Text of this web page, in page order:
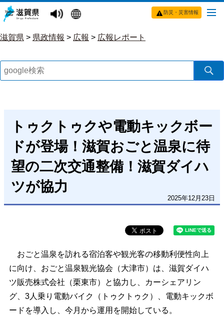
防災・災害情報
滋賀県 > 県政情報 > 広報 > 広報レポート
トゥクトゥクや電動キックボー
ドが登場！滋賀おごと温泉に待
望の二次交通整備！滋賀ダイハ
ツが協力
2025年12月23日
おごと温泉を訪れる宿泊客や観光客の移動利便性向上
に向け、おごと温泉観光協会（大津市）は、滋賀ダイハ
ツ販売株式会社（栗東市）と協力し、カーシェアリン
グ、3人乗り電動バイク（トゥクトゥク）、電動キックボ
ードを導入し、今月から運用を開始している。